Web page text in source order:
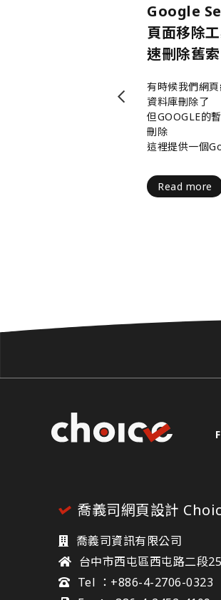
Google
頁面移除
速刪除舊
有時候我們網
資料庫刪除了
但GOOGLE的
刪除
這裡提供一個
Read more
喬義司網頁設計
喬義司資訊有限公司
台中市西屯區西屯路二段
Tel ：+886-4-2706-0323